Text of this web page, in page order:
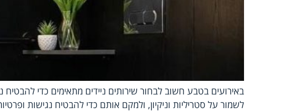
באירועים בטבע חשוב לבחור שירותים ניידים מתאימים כדי
לשמור על סטריליות וניקיון, ולמקם אותם כדי להבטיח נגישות